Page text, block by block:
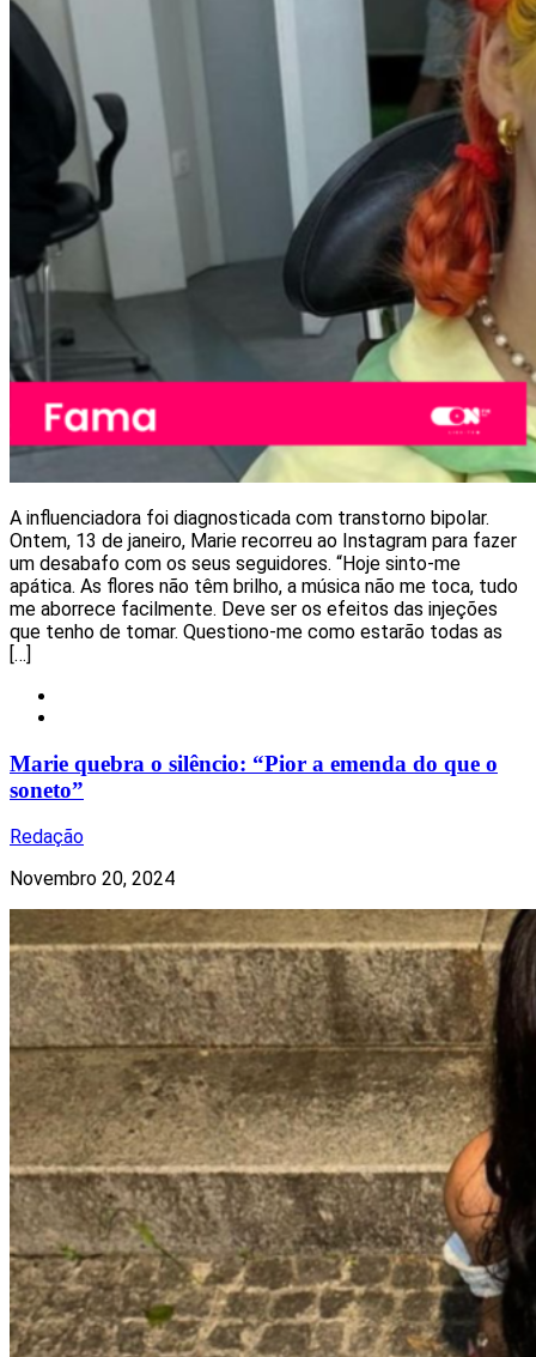
A influenciadora foi diagnosticada com transtorno bipolar.
Ontem, 13 de janeiro, Marie recorreu ao Instagram para fazer
um desabafo com os seus seguidores. “Hoje sinto-me
apática. As flores não têm brilho, a música não me toca, tudo
me aborrece facilmente. Deve ser os efeitos das injeções
que tenho de tomar. Questiono-me como estarão todas as
[…]
Marie quebra o silêncio: “Pior a emenda do que o
soneto”
Redação
Novembro 20, 2024